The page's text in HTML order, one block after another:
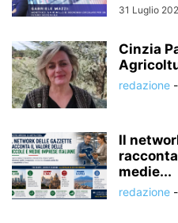
31 Luglio
Cinzia
redazione -
Il
medie...
redazione -